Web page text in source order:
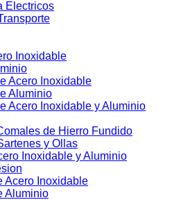
Electricos
Inoxidable
Acero Inoxidable
Aluminio
Acero Inoxidable y Aluminio
de Hierro Fundido
y Ollas
Inoxidable y Aluminio
Acero Inoxidable
Aluminio